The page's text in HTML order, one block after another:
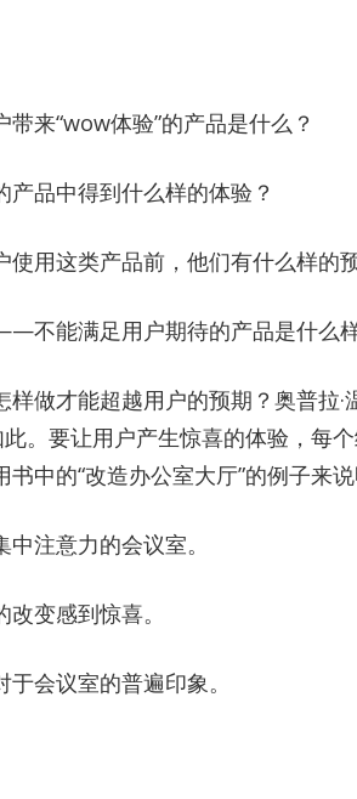
来“wow体验”的产品是什么？
品中得到什么样的体验？
用这类产品前，他们有什么样的
不能满足用户期待的产品是什么
做才能超越用户的预期？奥普拉·
。要让用户产生惊喜的体验，每
中的“改造办公室大厅”的例子来说
注意力的会议室。
变感到惊喜。
会议室的普遍印象。